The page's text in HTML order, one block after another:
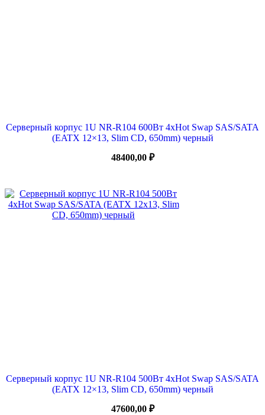
Серверный корпус 1U NR-R104 600Вт 4xHot Swap SAS/SATA
(EATX 12×13, Slim CD, 650mm) черный
48400,00 ₽
Серверный корпус 1U NR-R104 500Вт 4xHot Swap SAS/SATA
(EATX 12×13, Slim CD, 650mm) черный
47600,00 ₽